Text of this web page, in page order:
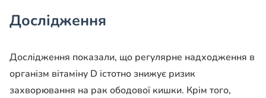
Дослідження
Дослідження показали, що регулярне надходження в
організм вітаміну D істотно знижує ризик
захворювання на рак ободової кишки. Крім того,